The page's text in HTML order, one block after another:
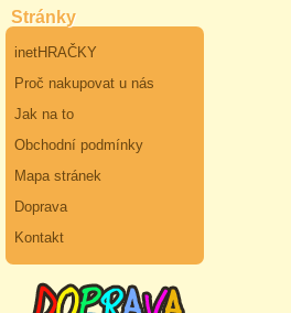
Stránky
inetHRAČKY
Proč nakupovat u nás
Jak na to
Obchodní podmínky
Mapa stránek
Doprava
Kontakt